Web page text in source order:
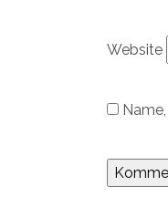
Website